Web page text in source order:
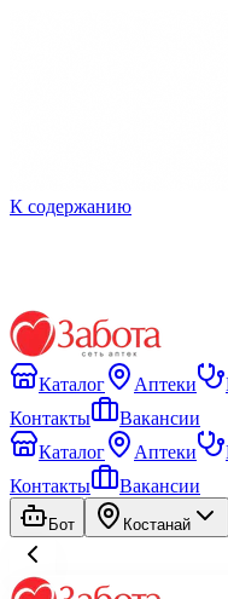
К содержанию
Каталог Аптеки
Контакты
Вакансии
Каталог
Аптеки
Контакты
Вакансии
Бот Костанай